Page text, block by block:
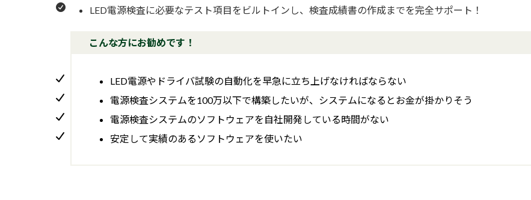
LED電源検査に必要なテスト項目をビルトインし、検査成績書の作成までを完全サポート！
こんな方にお勧めです！
LED電源やドライバ試験の自動化を早急に立ち上げなければならない
電源検査システムを100万以下で構築したいが、システムになるとお金が掛かりそう
電源検査システムのソフトウェアを自社開発している時間がない
安定して実績のあるソフトウェアを使いたい